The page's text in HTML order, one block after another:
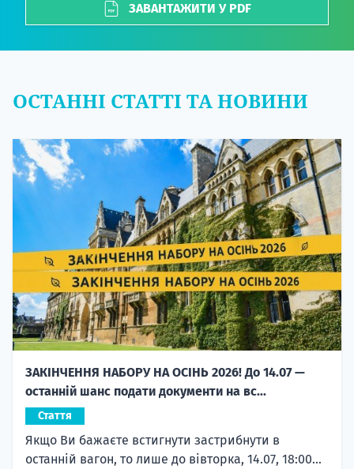
ЗАВАНТАЖИТИ У PDF
ОСТАННІ СТАТТІ ТА НОВИНИ
ЗАКІНЧЕННЯ НАБОРУ НА ОСІНЬ 2026! До 14.07 —
останній шанс подати документи на вс...
Стаття
Якщо Ви бажаєте встигнути застрибнути в
останній вагон, то лише до вівторка, 14.07, 18:00...